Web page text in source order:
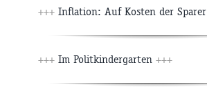
+++ Inflation: Auf Kosten der Sparer
+++ Im Politkindergarten +++